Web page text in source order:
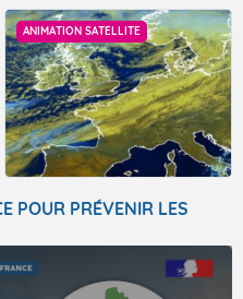
ANIMATION SATELLITE
POUR PRÉVENIR LES